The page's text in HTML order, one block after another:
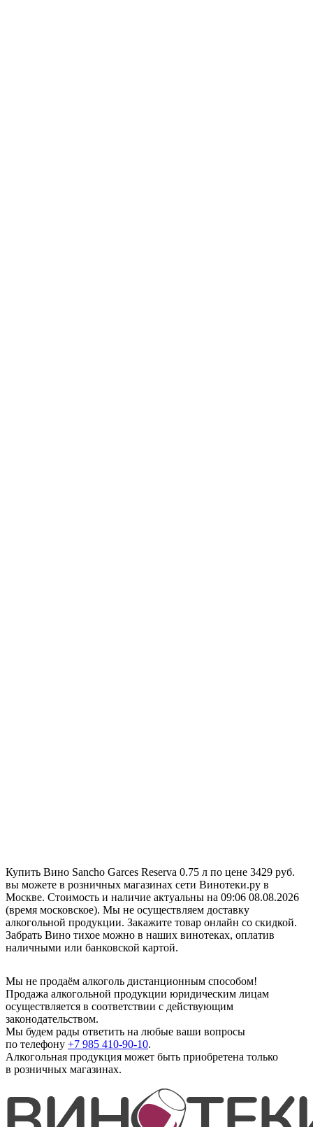
Купить Вино Sancho Garces Reserva 0.75 л по цене 3429 руб.
вы можете в розничных магазинах сети Винотеки.ру в
Москве. Стоимость и наличие актуальны на 09:06 08.08.2026
(время московское). Мы не осуществляем доставку
алкогольной продукции. Закажите товар онлайн со скидкой.
Забрать Вино тихое можно в наших винотеках, оплатив
наличными или банковской картой.
Мы не продаём алкоголь дистанционным способом!
Продажа алкогольной продукции юридическим лицам
осуществляется в соответствии с действующим
законодательством.
Мы будем рады ответить на любые ваши вопросы
по телефону +7 985 410-90-10.
Алкогольная продукция может быть приобретена только
в розничных магазинах.